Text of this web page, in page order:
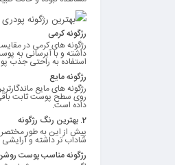
رژگونه کرمی
رژگونه های کرمی در
داشته و با آبرسانی به
استفاده به راحتی جذب
رژگونه مایع
رژگونه های مایع
روی سطح پوست ثابت باقی
داده است.
2. بهترین رنگ رژگونه
پیش از این به طور
شاداب تر داشته و
رژگونه مناسب پوست